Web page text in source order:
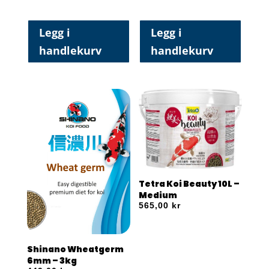
Legg i
handlekurv
Legg i
handlekurv
Shinano Wheatgerm
6mm – 3kg
Tetra Koi Beauty 10L –
Medium
565,00 kr